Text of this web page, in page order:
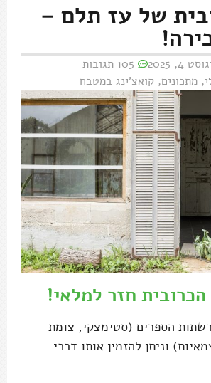
של עז תלם –
4, 2025
105 תגובות
, מתכונים, קואצ'ינג במטבח
חזר למלאי!
הספרים (סטימצקי, צומת
וניתן להזמין אותו דרכי